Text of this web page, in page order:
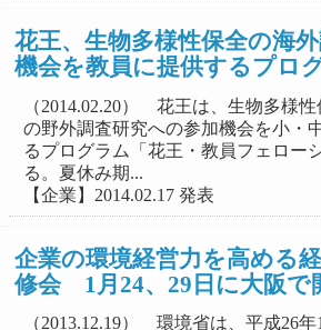
花王、生物多様性保全の海
機会を教員に提供するプロ
（2014.02.20） 花王は、生物多様
の野外調査研究への参加機会を小・
るプログラム「花王・教員フェロー
る。夏休み期...
【企業】2014.02.17 発表
企業の環境経営力を高める
修会 1月24、29日に大阪で
（2013.12.19） 環境省は、平成26